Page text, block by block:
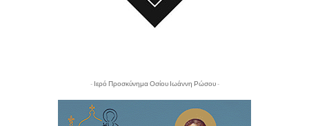
- Ιερό Προσκύνημα Οσίου Ιωάννη Ρώσου -